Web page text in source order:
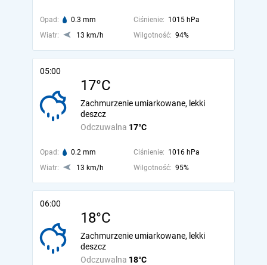
Opad: 0.3 mm Ciśnienie: 1015 hPa
Wiatr:
13 km/h Wilgotność: 94%
05:00
17°C
Odczuwalna 17°C
Zachmurzenie umiarkowane, lekki
deszcz
Opad: 0.2 mm Ciśnienie: 1016 hPa
Wiatr:
13 km/h Wilgotność: 95%
06:00
18°C
Odczuwalna 18°C
Zachmurzenie umiarkowane, lekki
deszcz